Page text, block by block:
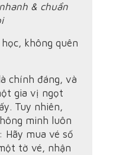
& chuẩn
học, không quên
chính đáng, và
gia vị ngọt
Tuy nhiên,
minh luôn
Hãy mua vé số
tờ vé, nhận